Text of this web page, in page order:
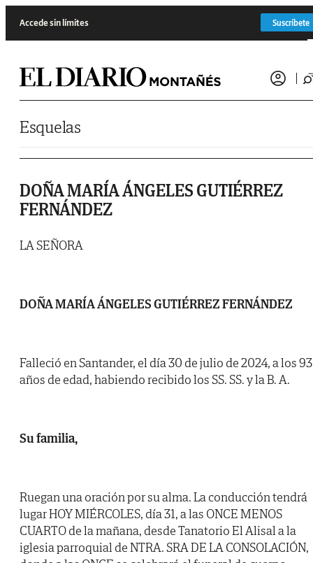
Accede sin límites Suscríbete
Esquelas
DOÑA MARÍA ÁNGELES GUTIÉRREZ
FERNÁNDEZ
LA SEÑORA
DOÑA MARÍA ÁNGELES GUTIÉRREZ FERNÁNDEZ
Falleció en Santander, el día 30 de julio de 2024, a los 93
años de edad, habiendo recibido los SS. SS. y la B. A.
Su familia,
Ruegan una oración por su alma. La conducción tendrá
lugar HOY MIÉRCOLES, día 31, a las ONCE MENOS
CUARTO de la mañana, desde Tanatorio El Alisal a la
iglesia parroquial de NTRA. SRA DE LA CONSOLACIÓN,